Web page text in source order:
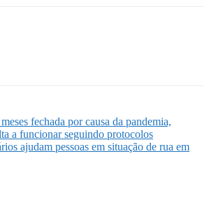
fechada por causa da pandemia,
a funcionar seguindo protocolos
ajudam pessoas em situação de rua em